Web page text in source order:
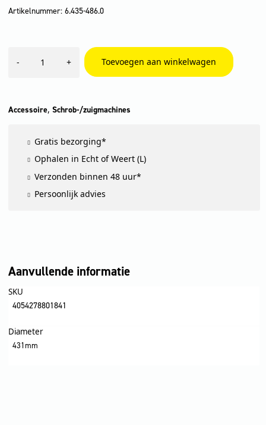
Artikelnummer: 6.435-486.0
-
17",
+ Toevoegen aan winkelwagen
Accessoire, Schrob-/zuigmachines
Gratis bezorging*
Ophalen in Echt of Weert (L)
Verzonden binnen 48 uur*
Persoonlijk advies
Aanvullende informatie
SKU
4054278801841
Diameter
431mm